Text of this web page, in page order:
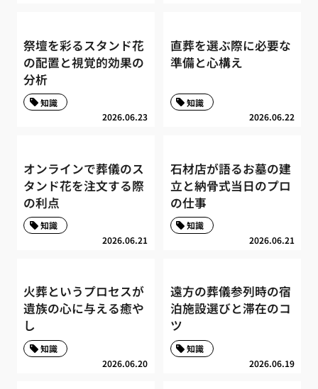
祭壇を彩るスタンド花
の配置と視覚的効果の
分析
2026.06.23
知識
直葬を選ぶ際に必要な
準備と心構え
2026.06.22
知識
オンラインで葬儀のス
タンド花を注文する際
の利点
2026.06.21
知識
石材店が語るお墓の建
立と納骨式当日のプロ
の仕事
2026.06.21
知識
火葬というプロセスが
遺族の心に与える癒や
し
2026.06.20
知識
遠方の葬儀参列時の宿
泊施設選びと滞在のコ
ツ
2026.06.19
知識